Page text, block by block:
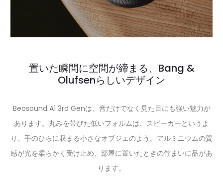
置いた瞬間に空間が締まる、Bang &
Olufsenらしいデザイン
Beosound A1 3rd Genは、音だけでなく見た目にも強い魅力が
あります。丸みを帯びた低いフォルムは、スピーカーというよ
り、手のひらに収まる小さなオブジェのよう。アルミニウムの質
感が光を柔らかく受け止め、部屋に置いたときの佇まいに品があ
ります。